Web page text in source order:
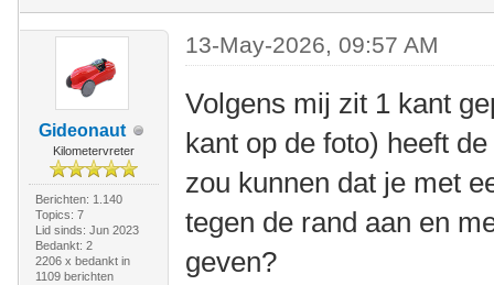
Gideonaut
Kilometervreter
Berichten: 1.140
Topics: 7
Lid sinds: Jun 2023
Bedankt: 2
2206 x bedankt in
1109 berichten
13-May-2026, 09:57 AM
Volgens mij zit 1 kant
kant op de foto) heeft
zou kunnen dat je met
tegen de rand aan en
geven?